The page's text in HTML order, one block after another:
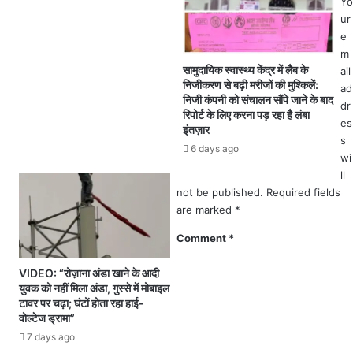
का
की
जु
ला
क
सामुदायिक स्वास्थ्य केंद्र में लैब के
निजीकरण से बढ़ी मरीजों की मुश्किलें:
निजी कंपनी को संचालन सौंपे जाने के बाद
रिपोर्ट के लिए करना पड़ रहा है लंबा
इंतज़ार
6 days ago
VIDEO: “रोज़ाना अंडा खाने के आदी
युवक को नहीं मिला अंडा, गुस्से में मोबाइल
टावर पर चढ़ा; घंटों होता रहा हाई-
वोल्टेज ड्रामा”
7 days ago
ur
e
m
ail
ad
dr
es
s
wi
ll
not be published. Required fields
are marked *
Comment *